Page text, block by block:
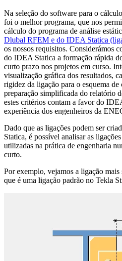
Na seleção do software para o
foi o melhor programa, que nos
cálculo do programa de análise
Dlubal RFEM e do IDEA Statica
os nossos requisitos. Considerámos
do IDEA Statica a formação rápida
curto prazo nos projetos em curso.
visualização gráfica dos resultados,
rigidez da ligação para o esquema de
preparação simplificada do relatório
estes critérios contam a favor do
experiência dos engenheiros da
Dado que as ligações podem ser
Statica, é possível analisar as
utilizadas na prática de engenharia
curto.
Por exemplo, vejamos a ligação mais
que é uma ligação padrão no Tekla